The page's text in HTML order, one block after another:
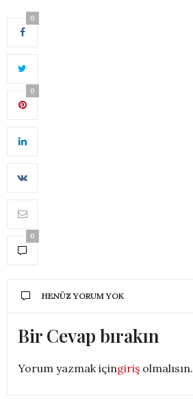
0
0
0
HENÜZ YORUM YOK
Bir Cevap bırakın
Yorum yazmak içingiriş olmalısın.